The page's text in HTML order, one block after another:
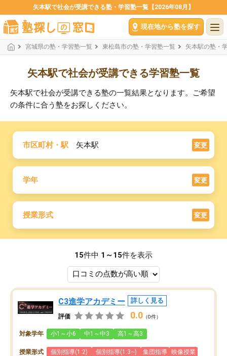
矢本駅で社会が受講できる塾・学習塾一覧【2026年08月】
現在地から塾を探す
宮城県の塾・学習塾一覧 東松島市の塾・学習塾一覧 矢本駅の塾・
矢本駅で社会が受講できる学習塾一覧
矢本駅で社会が受講できる塾の一覧結果となります。ご希望
の条件に合う塾をお探しください。
市区町村・駅 矢本駅 変更
学年 変更
授業形式 変更
15件中 1～15件を表示
C3進学アカデミー 詳しく見る
評価 0.0 （0件）
対象学年 小1～小6 中1～中3 高1～高3
授業形式 個別指導(1:2) 個別指導(1:3~) 集団指導 映像授業